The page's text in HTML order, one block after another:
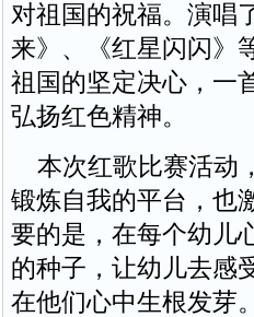
对祖国的祝福。演唱
来》、《红星闪闪》
祖国的坚定决心，一
弘扬红色精神。
本次红歌比赛活动
锻炼自我的平台，也
要的是，在每个幼儿
的种子，让幼儿去感
在他们心中生根发芽。